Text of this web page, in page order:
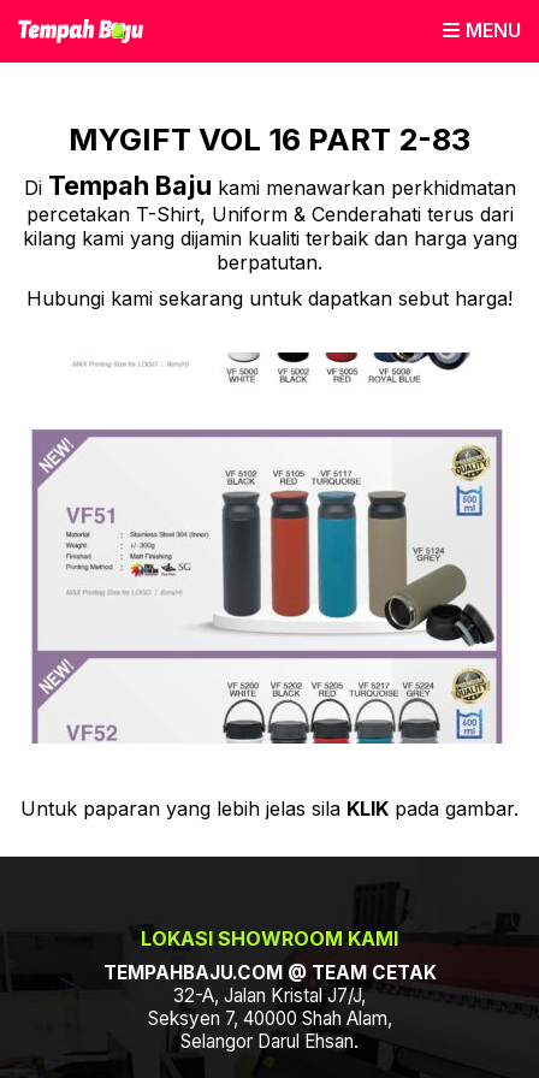
MENU
MYGIFT VOL 16 PART 2-83
Di Tempah Baju kami menawarkan perkhidmatan
percetakan T-Shirt, Uniform & Cenderahati terus dari
kilang kami yang dijamin kualiti terbaik dan harga yang
berpatutan.
Hubungi kami sekarang untuk dapatkan sebut harga!
Untuk paparan yang lebih jelas sila KLIK pada gambar.
LOKASI SHOWROOM KAMI
TEMPAHBAJU.COM @ TEAM CETAK
32-A, Jalan Kristal J7/J,
Seksyen 7, 40000 Shah Alam,
Selangor Darul Ehsan.